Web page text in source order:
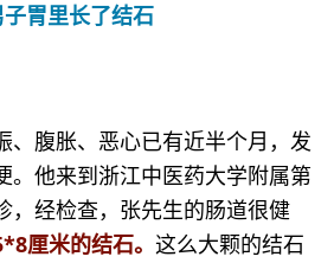
子胃里长了结石
、腹胀、恶心已有近半个月，发
。他来到浙江中医药大学附属第
，经检查，张先生的肠道很健
厘米的结石。 这么大颗的结石